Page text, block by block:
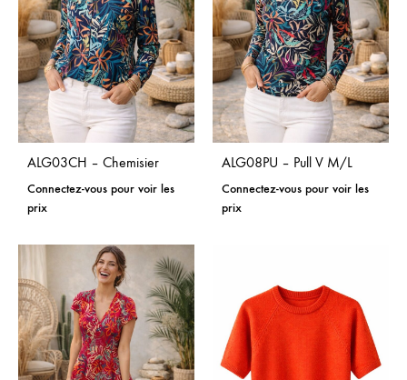
ALG03CH – Chemisier
Connectez-vous pour voir les
prix
ALG08PU – Pull V M/L
Connectez-vous pour voir les
prix